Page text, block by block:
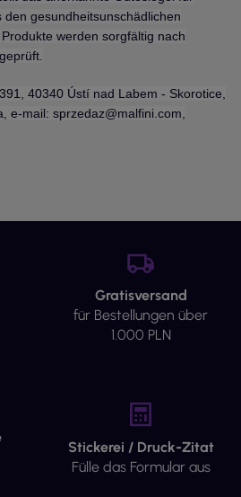
den gesundheitsunschädlichen
werden sorgfältig nach
40340 Ústí nad Labem - Skorotice,
e-mail: sprzedaz@malfini.com,
Gratisversand
für Bestellungen über
1.000 PLN
Stickerei / Druck-Zitat
Fülle das Formular aus